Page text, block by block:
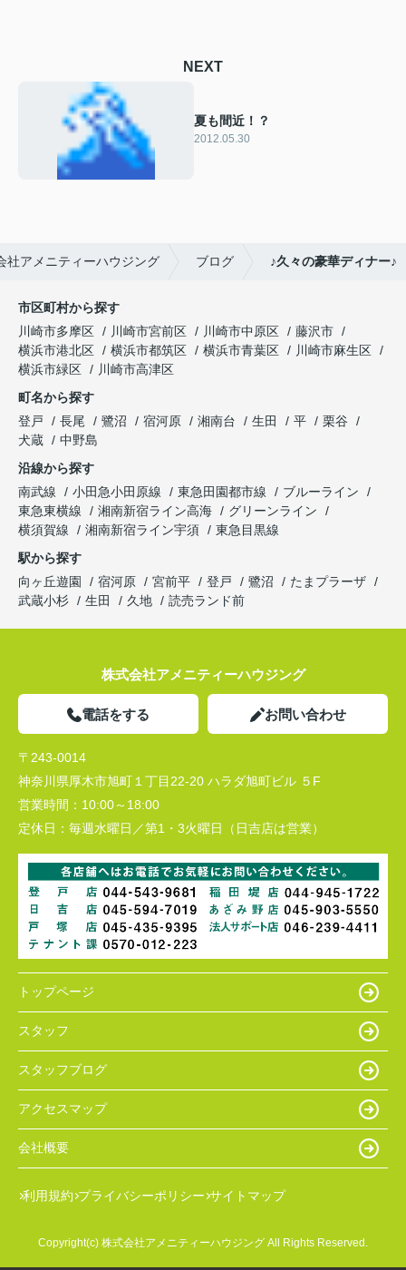
NEXT
夏も間近！？
2012.05.30
社アメニティーハウジング ブログ ♪久々の豪華ディナー♪
市区町村から探す
川崎市多摩区
川崎市宮前区 川崎市中原区
藤沢市
横浜市港北区
横浜市都筑区 横浜市青葉区
川崎市麻生区
横浜市緑区
川崎市高津区
町名から探す
登戸
長尾 鷺沼 宿河原 湘南台 生田 平
栗谷
犬蔵
中野島
沿線から探す
南武線
小田急小田原線 東急田園都市線
ブルーライン
東急東横線
湘南新宿ライン高海
グリーンライン
横須賀線
湘南新宿ライン宇須
東急目黒線
駅から探す
向ヶ丘遊園
宿河原 宮前平 登戸 鷺沼
たまプラーザ
武蔵小杉
生田 久地 読売ランド前
株式会社アメニティーハウジング
電話をする お問い合わせ
〒243-0014
神奈川県厚木市旭町１丁目22-20 ハラダ旭町ビル ５F
営業時間： 10:00～18:00
定休日： 毎週水曜日／第1・3火曜日（日吉店は営業）
トップページ
スタッフ
スタッフブログ
アクセスマップ
会社概要
利用規約 プライバシーポリシー サイトマップ
Copyright(c) 株式会社アメニティーハウジング All Rights Reserved.